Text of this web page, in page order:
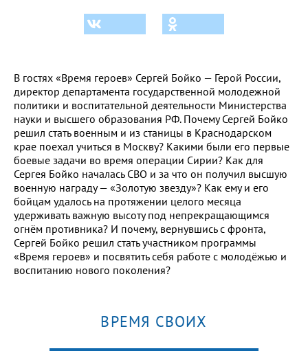
В гостях «Время героев» Сергей Бойко — Герой России,
директор департамента государственной молодежной
политики и воспитательной деятельности Министерства
науки и высшего образования РФ. Почему Сергей Бойко
решил стать военным и из станицы в Краснодарском
крае поехал учиться в Москву? Какими были его первые
боевые задачи во время операции Сирии? Как для
Сергея Бойко началась СВО и за что он получил высшую
военную награду — «Золотую звезду»? Как ему и его
бойцам удалось на протяжении целого месяца
удерживать важную высоту под непрекращающимся
огнём противника? И почему, вернувшись с фронта,
Сергей Бойко решил стать участником программы
«Время героев» и посвятить себя работе с молодёжью и
воспитанию нового поколения?
ВРЕМЯ СВОИХ